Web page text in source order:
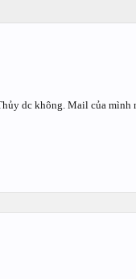
dc không. Mail của mình